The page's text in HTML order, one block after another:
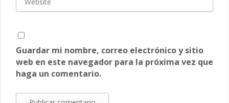
Guardar mi nombre, correo electrónico y sitio
web en este navegador para la próxima vez que
haga un comentario.